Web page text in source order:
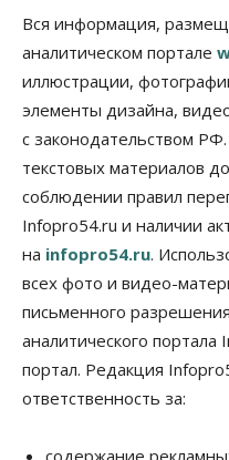
07 Августа 2026, 12:35
Общество
Синоптики
на выходных
07 Августа 2026, 12:00
Жители Новосибирска
повысить свою пенсию
07 Августа 2026, 11:30
Общество
Деньгами будут
школах
инициативное
07 Августа 2026, 11:00
Вся информация,
аналитическом портале
иллюстрации,
элементы дизайна,
с законодательством
текстовых материалов
соблюдении правил
Infopro54.ru и наличии
на infopro54.ru.
всех фото и видео-
письменного
аналитического портала
портал. Редакция
ответственность за:
содержание